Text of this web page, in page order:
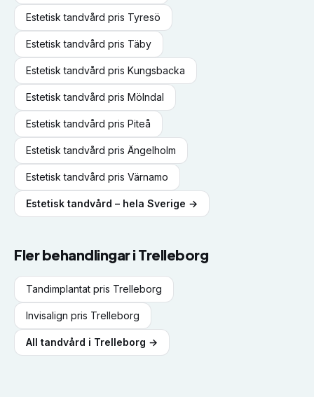
Estetisk tandvård pris Tyresö
Estetisk tandvård pris Täby
Estetisk tandvård pris Kungsbacka
Estetisk tandvård pris Mölndal
Estetisk tandvård pris Piteå
Estetisk tandvård pris Ängelholm
Estetisk tandvård pris Värnamo
Estetisk tandvård – hela Sverige →
Fler behandlingar i Trelleborg
Tandimplantat pris Trelleborg
Invisalign pris Trelleborg
All tandvård i Trelleborg →